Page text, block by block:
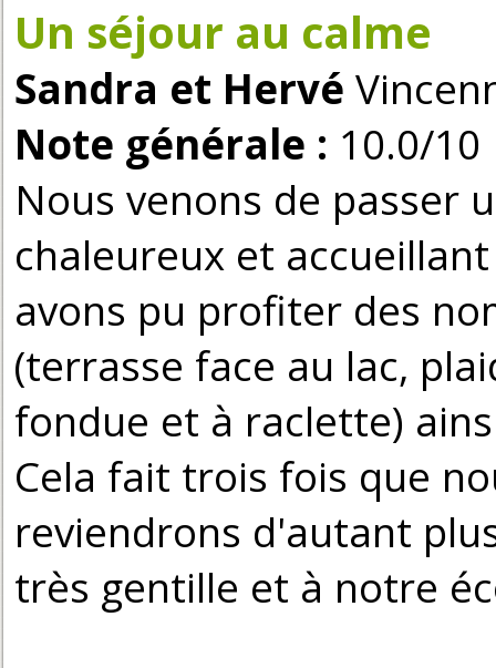
Un séjour au calme
Sandra et Hervé
Note générale : 10.0/10
Nous venons de passer
chaleureux et
avons pu profiter des
(terrasse face au lac,
fondue et à raclette)
Cela fait trois fois que
reviendrons d'autant
très gentille et à notre